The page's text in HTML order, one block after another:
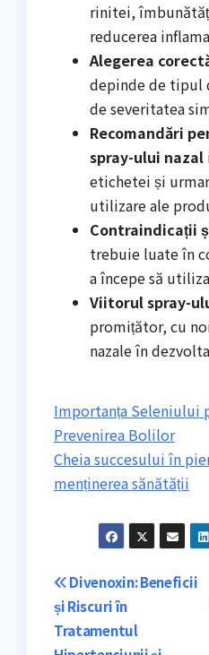
rinitei,
reducerea
Alegerea
depinde de tipul
de severitatea
Recomandări
spray-ului nazal
etichetei și
utilizare ale
Contraindicații
trebuie luate în
a începe să
Viitorul spray-
promițător, cu
nazale în
Importanța Seleniului
Prevenirea Bolilor
Cheia succesului în
menținerea sănătății
Navigare
în
Divenoxin: Beneficii
și Riscuri în
Tratamentul